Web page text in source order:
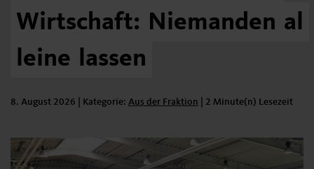
Wirtschaft: Niemanden al
leine lassen
8. August 2026 | Kategorie: Kategorie:
Aus der Fraktion 2 Minute(n) Lesezeit